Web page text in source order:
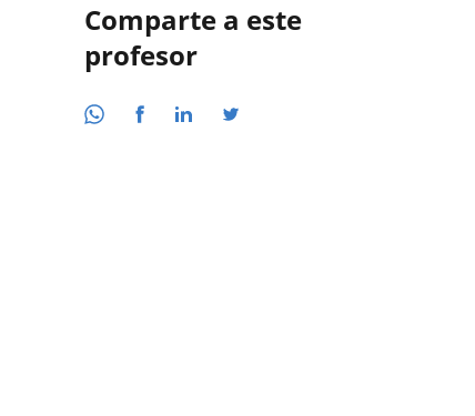
Comparte a este
profesor